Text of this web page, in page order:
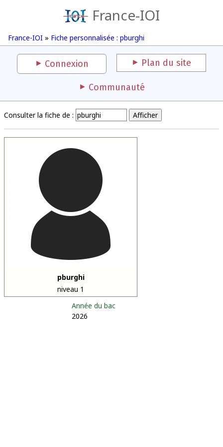
France-IOI
France-IOI » Fiche personnalisée : pburghi
Connexion Plan du site
Communauté
Consulter la fiche de :
pburghi
niveau 1
Année du bac
2026